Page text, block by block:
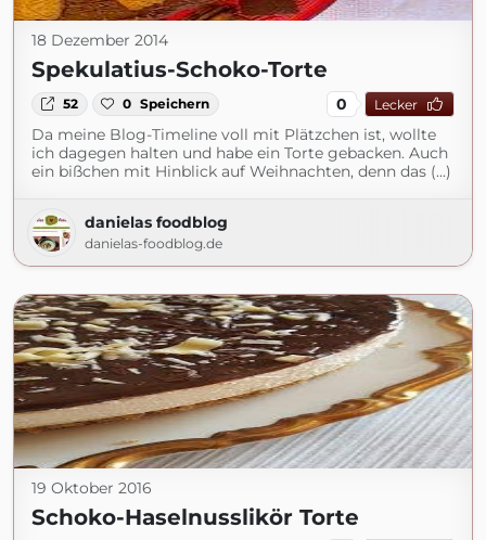
18 Dezember 2014
Spekulatius-Schoko-Torte
52 0 Speichern 0 Lecker
Da meine Blog-Timeline voll mit Plätzchen ist, wollte
ich dagegen halten und habe ein Torte gebacken. Auch
ein bißchen mit Hinblick auf Weihnachten, denn das (...)
danielas foodblog
danielas-foodblog.de
19 Oktober 2016
Schoko-Haselnusslikör Torte